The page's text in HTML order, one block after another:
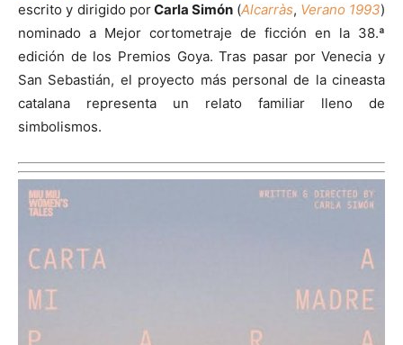
escrito y dirigido porCarla Simón (Alcarràs, Verano 1993)
nominado a Mejor cortometraje de ficción en la 38.ª
edición de los Premios Goya. Tras pasar por Venecia y
San Sebastián, el proyecto más personal de la cineasta
catalana representa un relato familiar lleno de
simbolismos.